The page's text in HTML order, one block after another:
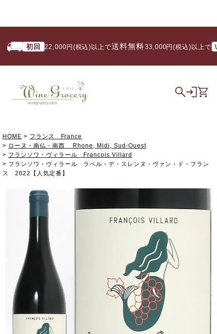
初回 22,000円(税込)以上で送料無料/ 33,000円(税込)以上で いつ
HOME
フランス France
ローヌ・南仏・南西 Rhone, Midi, Sud-Ouest
フランソワ・ヴィラール Francois Villard
フランソワ・ヴィラール ラペル・デ・スレンヌ・ヴァン・ド・フラン
ス 2022【人気定番】